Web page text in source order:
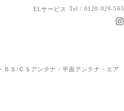
ELサービス Tel / 0120-929-565
Ｓ/ＣＳアンテナ・平面アンテナ・エア